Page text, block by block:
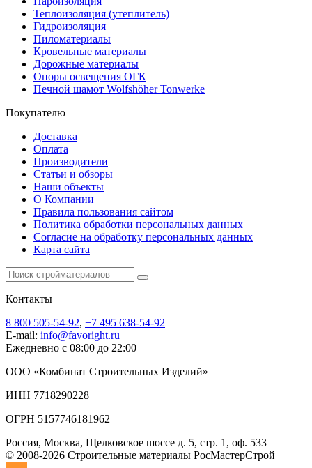
Теплоизоляция (утеплитель)
Гидроизоляция
Пиломатериалы
Кровельные материалы
Дорожные материалы
Опоры освещения ОГК
Печной шамот Wolfshöher Tonwerke
Покупателю
Доставка
Оплата
Производители
Статьи и обзоры
Наши объекты
О Компании
Правила пользования сайтом
Политика обработки персональных данных
Согласие на обработку персональных данных
Карта сайта
Контакты
8 800 505-54-92, +7 495 638-54-92
E-mail: info@favoright.ru
Ежедневно с 08:00 до 22:00
ООО «Комбинат Строительных Изделий»
ИНН 7718290228
ОГРН 5157746181962
Россия, Москва, Щелковское шоссе д. 5, стр. 1, оф. 533
© 2008-2026 Строительные материалы РосМастерСтрой